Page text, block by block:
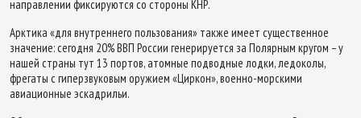
направлении фиксируются со стороны КНР.
Арктика «для внутреннего пользования» также имеет существенное
значение: сегодня 20% ВВП России генерируется за Полярным кругом – у
нашей страны тут 13 портов, атомные подводные лодки, ледоколы,
фрегаты с гиперзвуковым оружием «Циркон», военно-морскими
авиационные эскадрильи.